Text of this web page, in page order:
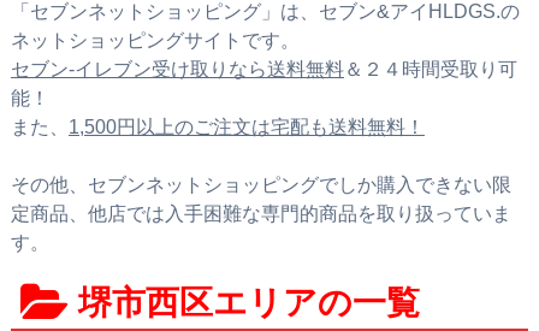
「セブンネットショッピング」は、セブン&アイHLDGS.の
ネットショッピングサイトです。
セブン‐イレブン受け取りなら送料無料＆２４時間受取り可
能！
また、 1,500円以上のご注文は宅配も送料無料！
その他、セブンネットショッピングでしか購入できない限
定商品、他店では入手困難な専門的商品を取り扱っていま
す。
堺市西区エリアの一覧